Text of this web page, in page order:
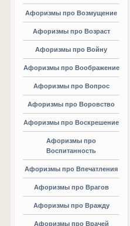
Афоризмы про Возмущение
Афоризмы про Возраст
Афоризмы про Войну
Афоризмы про Воображение
Афоризмы про Вопрос
Афоризмы про Воровство
Афоризмы про Воскрешение
Афоризмы про
Воспитанность
Афоризмы про Впечатления
Афоризмы про Врагов
Афоризмы про Вражду
Афоризмы про Врачей